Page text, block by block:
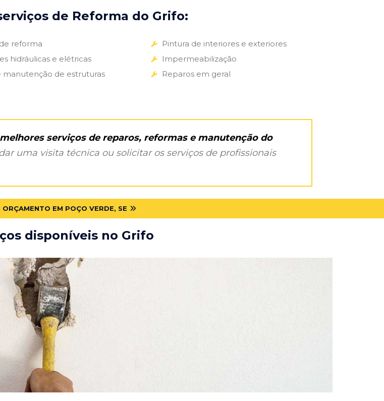
de Reforma do Grifo:
reforma
hidráulicas e elétricas
manutenção de estruturas
Pintura de interiores e exteriores
Impermeabilização
Reparos em geral
serviços de reparos, reformas e manutenção do
uma visita técnica ou solicitar os serviços de profissionais
ORÇAMENTO EM POÇO VERDE, SE
disponíveis no Grifo